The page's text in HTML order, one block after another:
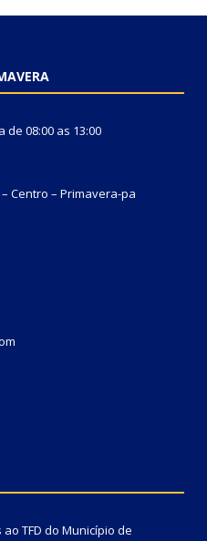
08:00 as 13:00
Centro – Primavera-pa
TFD do Município de